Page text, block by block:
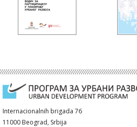
Internacionalnih brigada 76
11000 Beograd, Srbija